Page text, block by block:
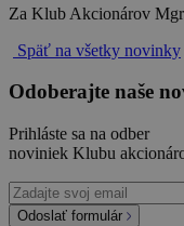
Za Klub Akcionárov
Späť na všetky novinky
Odoberajte naše
Prihláste sa na odber
noviniek Klubu
Odoslať formulár